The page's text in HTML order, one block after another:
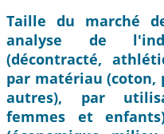
Taille du marché
analyse de
(décontracté,
par matériau (coton,
autres), par
femmes et